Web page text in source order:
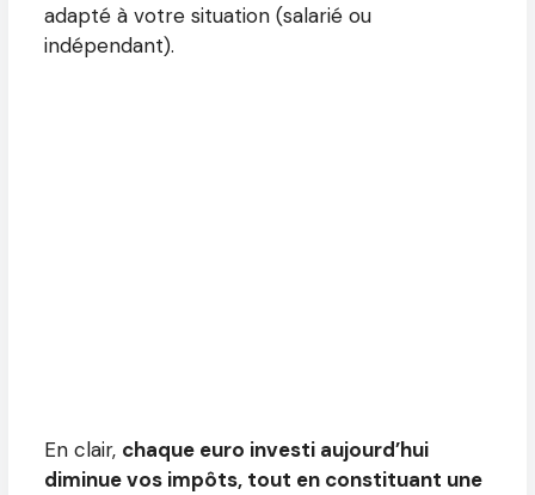
adapté à votre situation (salarié ou
indépendant).
En clair, chaque euro investi aujourd’hui
diminue vos impôts, tout en constituant une